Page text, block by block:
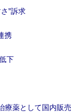
”訴求
携
下
療薬として国内販売